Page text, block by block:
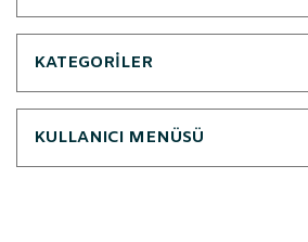
KATEGORİLER
KULLANICI MENÜSÜ